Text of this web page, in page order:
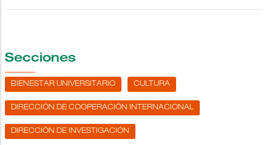
Secciones
BIENESTAR UNIVERSITARIO CULTURA
DIRECCIÓN DE COOPERACIÓN INTERNACIONAL
DIRECCIÓN DE INVESTIGACIÓN